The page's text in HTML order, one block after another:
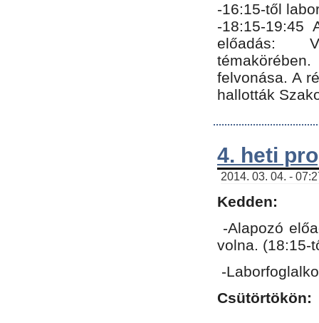
-16:15-től
-18:15-19:45
előadás:
felvonása. A
hallották
4. heti
2014. 03. 04. -
Kedden:
-Alapozó
volna. (18:15-
-
Csütörtökön: